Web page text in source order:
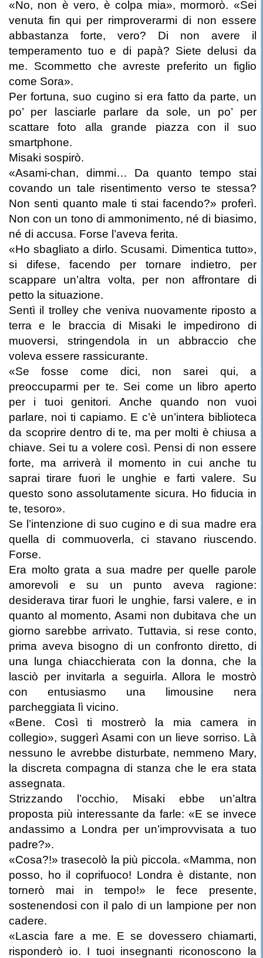
«No, non è vero, è colpa mia», mormorò. «Sei
venuta fin qui per rimproverarmi di non essere
abbastanza forte, vero? Di non avere il
temperamento tuo e di papà? Siete delusi da
me. Scommetto che avreste preferito un figlio
come Sora».
Per fortuna, suo cugino si era fatto da parte, un
po’ per lasciarle parlare da sole, un po’ per
scattare foto alla grande piazza con il suo
smartphone.
Misaki sospirò.
«Asami-chan, dimmi… Da quanto tempo stai
covando un tale risentimento verso te stessa?
Non senti quanto male ti stai facendo?» proferì.
Non con un tono di ammonimento, né di biasimo,
né di accusa. Forse l’aveva ferita.
«Ho sbagliato a dirlo. Scusami. Dimentica tutto»,
si difese, facendo per tornare indietro, per
scappare un’altra volta, per non affrontare di
petto la situazione.
Sentì il trolley che veniva nuovamente riposto a
terra e le braccia di Misaki le impedirono di
muoversi, stringendola in un abbraccio che
voleva essere rassicurante.
«Se fosse come dici, non sarei qui, a
preoccuparmi per te. Sei come un libro aperto
per i tuoi genitori. Anche quando non vuoi
parlare, noi ti capiamo. E c’è un’intera biblioteca
da scoprire dentro di te, ma per molti è chiusa a
chiave. Sei tu a volere così. Pensi di non essere
forte, ma arriverà il momento in cui anche tu
saprai tirare fuori le unghie e farti valere. Su
questo sono assolutamente sicura. Ho fiducia in
te, tesoro».
Se l’intenzione di suo cugino e di sua madre era
quella di commuoverla, ci stavano riuscendo.
Forse.
Era molto grata a sua madre per quelle parole
amorevoli e su un punto aveva ragione:
desiderava tirar fuori le unghie, farsi valere, e in
quanto al momento, Asami non dubitava che un
giorno sarebbe arrivato. Tuttavia, si rese conto,
prima aveva bisogno di un confronto diretto, di
una lunga chiacchierata con la donna, che la
lasciò per invitarla a seguirla. Allora le mostrò
con entusiasmo una limousine nera
parcheggiata lì vicino.
«Bene. Così ti mostrerò la mia camera in
collegio», suggerì Asami con un lieve sorriso. Là
nessuno le avrebbe disturbate, nemmeno Mary,
la discreta compagna di stanza che le era stata
assegnata.
Strizzando l’occhio, Misaki ebbe un’altra
proposta più interessante da farle: «E se invece
andassimo a Londra per un’improvvisata a tuo
padre?».
«Cosa?!» trasecolò la più piccola. «Mamma, non
posso, ho il coprifuoco! Londra è distante, non
tornerò mai in tempo!» le fece presente,
sostenendosi con il palo di un lampione per non
cadere.
«Lascia fare a me. E se dovessero chiamarti,
risponderò io. I tuoi insegnanti riconoscono la